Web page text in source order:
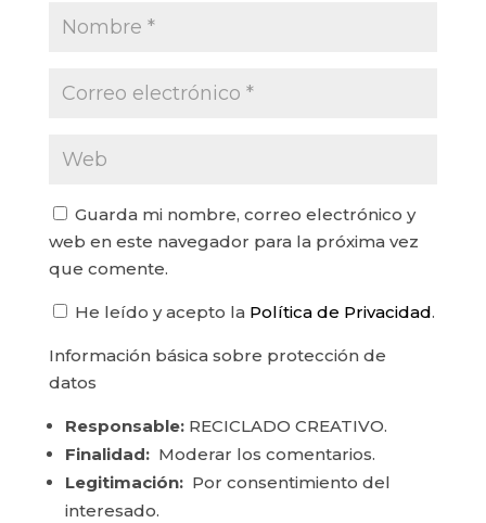
Guarda mi nombre, correo electrónico y
web en este navegador para la próxima vez
que comente.
He leído y acepto la Política de Privacidad.
Información básica sobre protección de
datos
Responsable:RECICLADO CREATIVO.
Finalidad:Moderar los comentarios.
Legitimación:Por consentimiento del
interesado.